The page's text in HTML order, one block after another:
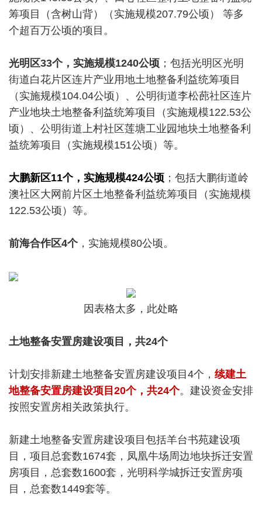
筹项目（含树山背）（实施规模207.79公顷） 等多
个超百万公顷的项目。
光明区33个，实施规模1240公顷 ；包括光明区光明
街道白花片区连片产业用地土地整备利益统筹项目
（实施规模104.04公顷）、公明街道李松蓢社区连片
产业地块土地整备利益统筹项目（实施规模122.53公
顷）、公明街道上村社区莲塘工业园地块土地整备利
益统筹项目（实施规模151公顷）等。
大鹏新区11个，实施规模424公顷 ；包括大鹏街道岭
澳社区大网前片区土地整备利益统筹项目（实施规模
122.53公顷）等。
前海合作区4个 ，实施规模80公顷。
因表格太多，此处略
土地整备安置房建设项目，共24个
计划安排新建土地整备安置房建设项目4个， 续建土
地整备安置房建设项目20个，共24个。建设资金安排
按照安置房相关政策执行。
新建土地整备安置房建设项目包括羊台书苑建设项
目，项目总套数1674套，凤凰牛场周边地块拆迁安置
房项目，总套数1600套，光明科学城拆迁安置房项
目，总套数1449套等。